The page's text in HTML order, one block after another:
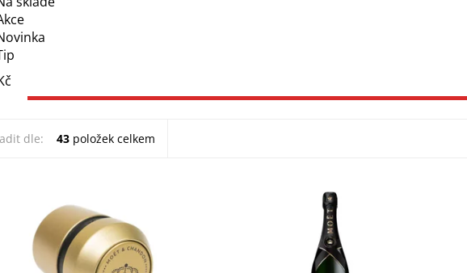
dle: 43položek celkem
zátka Moët & Chandon Bottle
Gold s kovovým efektem.
doplněk pro každou láhev.
nyní!
Moët & Chandon Grand Vintage 2016:
Jedinečné šampaňské s výraznou
ovocnou vůní a plným dozvukem. Rok
2016 přinesl výjimečnou sklizeň s